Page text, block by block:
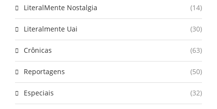
LiteralMente Nostalgia (14)
Literalmente Uai (30)
Crônicas (63)
Reportagens (50)
Especiais (32)